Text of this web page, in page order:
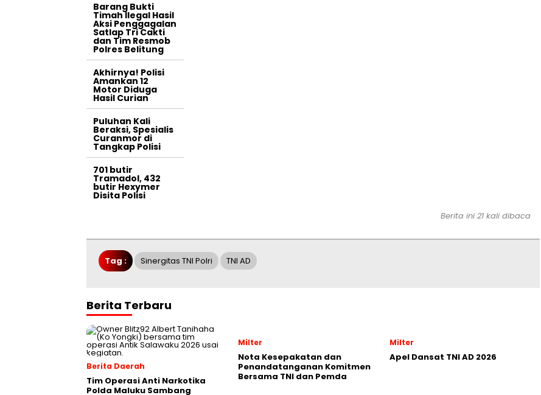
Barang Bukti
Timah Ilegal Hasil
Aksi Penggagalan
Satlap Tri Cakti
dan Tim Resmob
Polres Belitung
Akhirnya! Polisi
Amankan 12
Motor Diduga
Hasil Curian
Puluhan Kali
Beraksi, Spesialis
Curanmor di
Tangkap Polisi
701 butir
Tramadol, 432
butir Hexymer
Disita Polisi
Berita ini 21 kali dibaca
Tag : Sinergitas TNI Polri TNI AD
Berita Terbaru
Berita Daerah
Tim Operasi Anti Narkotika
Polda Maluku Sambang
Milter
Nota Kesepakatan dan
Penandatanganan Komitmen
Bersama TNI dan Pemda
Milter
Apel Dansat TNI AD 2026